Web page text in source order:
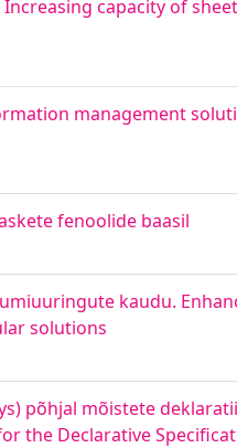
capacity of sheet
management
fenoolide baasil
kaudu.
solutions
põhjal mõistete
the Declarative